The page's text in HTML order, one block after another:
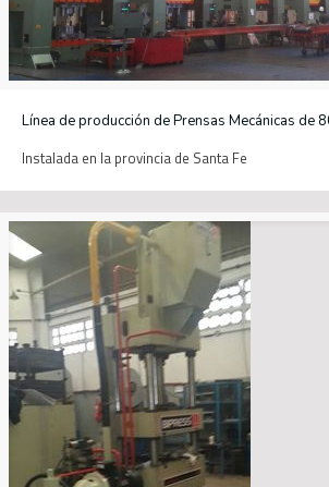
Línea de producción de Prensas Mecánicas de
Instalada en la provincia de Santa Fe